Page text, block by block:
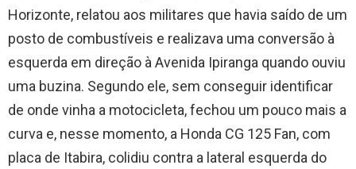
Horizonte, relatou aos militares que havia saído de um
posto de combustíveis e realizava uma conversão à
esquerda em direção à Avenida Ipiranga quando ouviu
uma buzina. Segundo ele, sem conseguir identificar
de onde vinha a motocicleta, fechou um pouco mais a
curva e, nesse momento, a Honda CG 125 Fan, com
placa de Itabira, colidiu contra a lateral esquerda do